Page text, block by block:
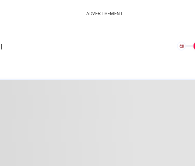
ADVERTISEMENT
ಅ